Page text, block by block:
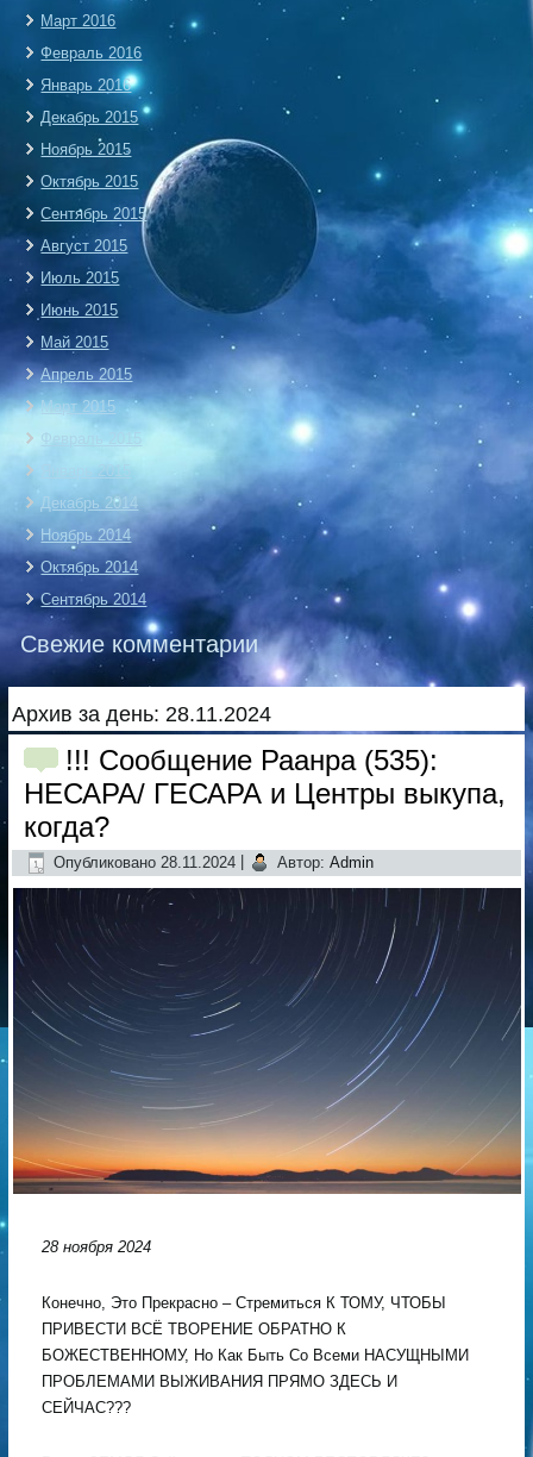
Март 2016
Февраль 2016
Январь 2016
Декабрь 2015
Ноябрь 2015
Октябрь 2015
Сентябрь 2015
Август 2015
Июль 2015
Июнь 2015
Май 2015
Апрель 2015
Март 2015
Январь 2015
Декабрь 2014
Ноябрь 2014
Октябрь 2014
Сентябрь 2014
Свежие комментарии
Архив за день: 28.11.2024
!!! Сообщение Раанра (535):
НЕСАРА/ ГЕСАРА и Центры выкупа,
когда?
Опубликовано 28.11.2024 Автор: Admin
28 ноября 2024
Конечно, Это Прекрасно – Стремиться К ТОМУ, ЧТОБЫ
ПРИВЕСТИ ВСЁ ТВОРЕНИЕ ОБРАТНО К
БОЖЕСТВЕННОМУ, Но Как Быть Со Всеми НАСУЩНЫМИ
ПРОБЛЕМАМИ ВЫЖИВАНИЯ ПРЯМО ЗДЕСЬ И
СЕЙЧАС???